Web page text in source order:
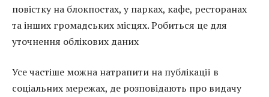
повістку на блокпостах, у парках, кафе, ресторанах
та інших громадських місцях. Робиться це для
уточнення облікових даних
Усе частіше можна натрапити на публікації в
соціальних мережах, де розповідають про видачу